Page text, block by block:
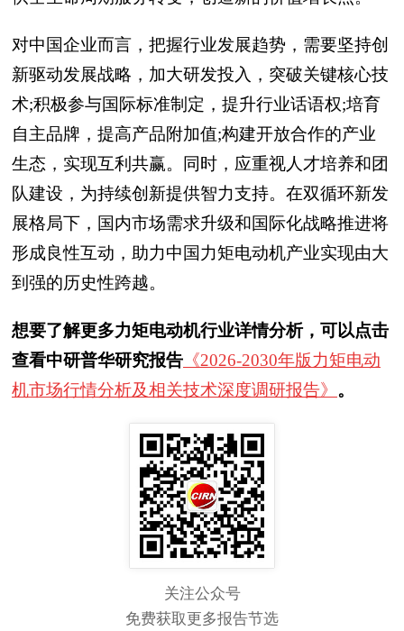
对中国企业而言，把握行业发展趋势，需要坚持创
新驱动发展战略，加大研发投入，突破关键核心技
术;积极参与国际标准制定，提升行业话语权;培育
自主品牌，提高产品附加值;构建开放合作的产业
生态，实现互利共赢。同时，应重视人才培养和团
队建设，为持续创新提供智力支持。在双循环新发
展格局下，国内市场需求升级和国际化战略推进将
形成良性互动，助力中国力矩电动机产业实现由大
到强的历史性跨越。
想要了解更多力矩电动机行业详情分析，可以点击
查看中研普华研究报告 《2026-2030年版力矩电动
机市场行情分析及相关技术深度调研报告》 。
关注公众号
免费获取更多报告节选